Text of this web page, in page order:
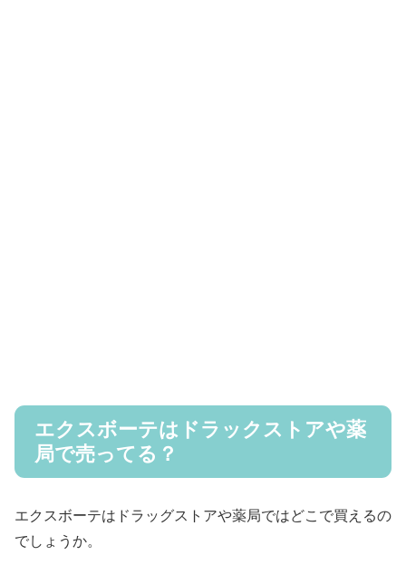
エクスボーテはドラックストアや薬
局で売ってる？
エクスボーテはドラッグストアや薬局ではどこで買えるの
でしょうか。